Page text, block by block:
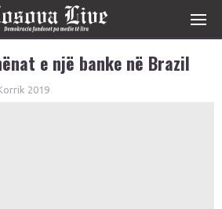
e një banke në Brazil
2019